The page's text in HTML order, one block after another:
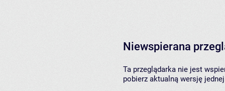
Niewspierana
Ta przeglądarka nie jest
pobierz aktualną wersję